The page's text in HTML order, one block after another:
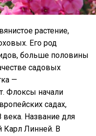
растение,
Его род
больше половины
садовых
—
Флоксы начали
садах,
века. Название для
Карл Линней. В